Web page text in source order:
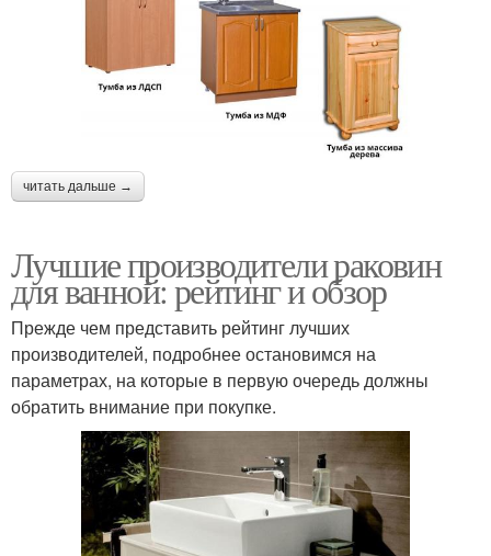
читать дальше →
Лучшие производители раковин
для ванной: рейтинг и обзор
Прежде чем представить рейтинг лучших
производителей, подробнее остановимся на
параметрах, на которые в первую очередь должны
обратить внимание при покупке.